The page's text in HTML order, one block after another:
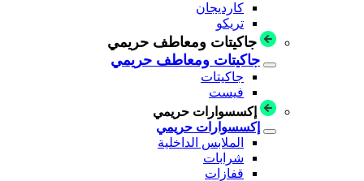
كارديجان
تريكو
جاكيتات ومعاطف حريمي
جاكيتات ومعاطف حريمي
جاكيتات
فيست
إكسسوارات حريمي
إكسسوارات حريمي
الملابس الداخلية
شرابات
قفازات